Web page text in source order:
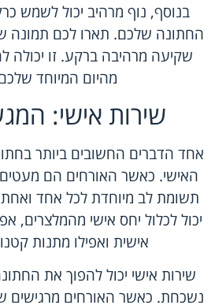
בנוסף, נוף מרהיב יכול לשמש
החתונה שלכם. תארו לכם תמונה
שקיעה מרהיבה ברקע. זו יכולה
מהיום המיוחד
שירות אישי:
אחד הדברים החשובים ביותר
האישי. כאשר האורחים הם
תשומת לב מיוחדת לכל אחד
יכול לכלול יחס אישי מהמלצרים,
אישית ואפילו מתנות
שירות אישי יכול להפוך את
נשכחת. כאשר האורחים מרגישים